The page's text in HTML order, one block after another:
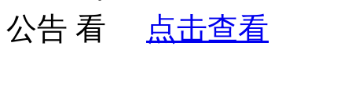
公告 点击查看